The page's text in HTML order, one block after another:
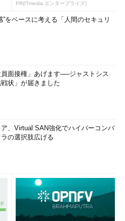
PR(ITmedia エンタープライズ)
”をベースに考える「人間のセキュリ
員面接権」あげます──ジャストシス
状」が届きました
、Virtual SAN強化でハイパーコンバ
の選択肢広げる